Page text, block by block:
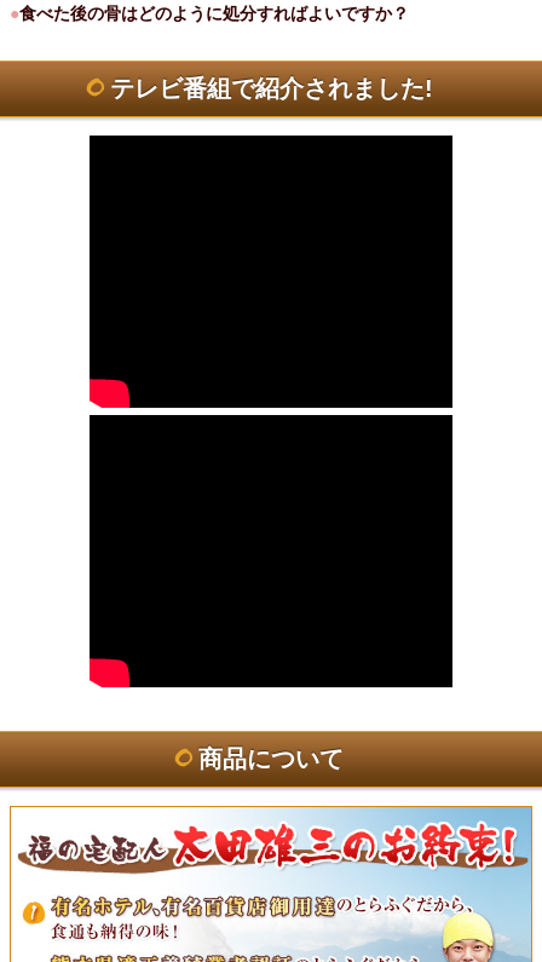
●食べた後の骨はどのように処分すればよいですか？
テレビ番組で紹介されました!
商品について